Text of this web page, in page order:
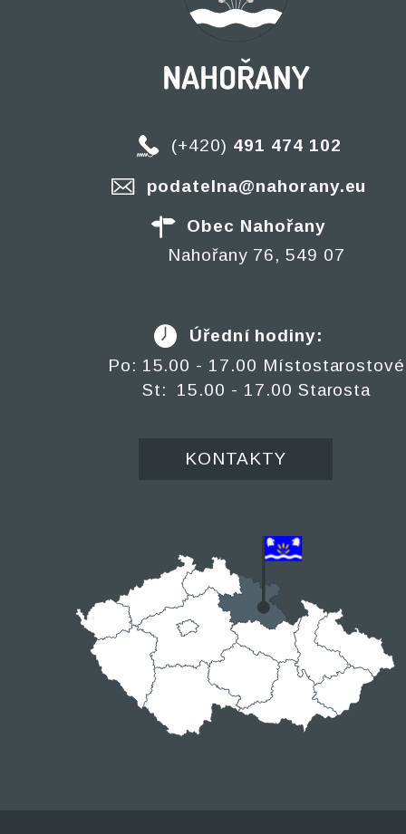
(+420) 491 474 102
podatelna@nahorany.eu
Obec Nahořany
Nahořany 76, 549 07
Úřední hodiny:
Po: 15.00 - 17.00 Místostarostové
St: 15.00 - 17.00 Starosta
KONTAKTY